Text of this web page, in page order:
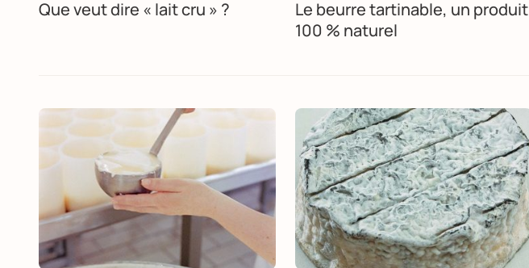
Que veut dire « lait cru » ?
Le beurre tartinable, un produit
100 % naturel